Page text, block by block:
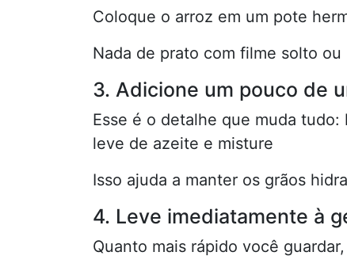
Coloque o arroz em um pote
Nada de prato com filme solto
3. Adicione um pouco de
Esse é o detalhe que muda tudo:
leve de azeite e misture
Isso ajuda a manter os grãos
4. Leve imediatamente à
Quanto mais rápido você